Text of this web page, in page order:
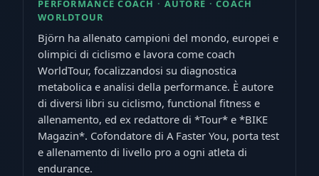
PERFORMANCE COACH · AUTORE · COACH
WORLDTOUR
Björn ha allenato campioni del mondo, europei e
olimpici di ciclismo e lavora come coach
WorldTour, focalizzandosi su diagnostica
metabolica e analisi della performance. È autore
di diversi libri su ciclismo, functional fitness e
allenamento, ed ex redattore di *Tour* e *BIKE
Magazin*. Cofondatore di A Faster You, porta test
e allenamento di livello pro a ogni atleta di
endurance.